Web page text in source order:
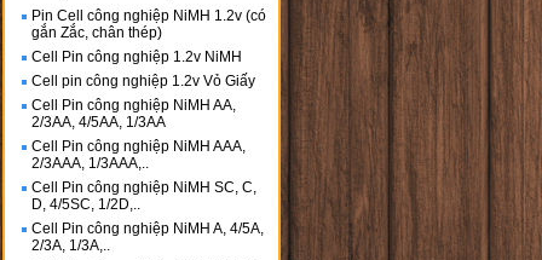
Pin Cell công nghiệp NiMH 1.2v (có
gắn Zắc, chân thép)
Cell Pin công nghiệp 1.2v NiMH
Cell pin công nghiệp 1.2v Vỏ Giấy
Cell Pin công nghiệp NiMH AA,
2/3AA, 4/5AA, 1/3AA
Cell Pin công nghiệp NiMH AAA,
2/3AAA, 1/3AAA,..
Cell Pin công nghiệp NiMH SC, C,
D, 4/5SC, 1/2D,..
Cell Pin công nghiệp NiMH A, 4/5A,
2/3A, 1/3A,..